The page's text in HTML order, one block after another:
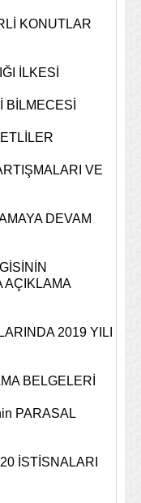
KONUTLAR
İLKESİ
BİLMECESİ
VE
DEVAM
AÇIKLAMA
2019 YILI
BELGELERİ
PARASAL
İSTİSNALARI